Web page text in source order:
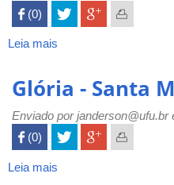
 (0)
Leia mais
Santa
Mônica
Glória - Santa
Enviado porjanderson@ufu.br
 (0)
Leia mais